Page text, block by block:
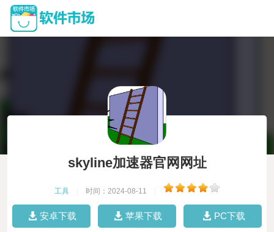
skyline加速器官网网址
工具 时间：2024-08-11
安卓下载 苹果下载 PC下载